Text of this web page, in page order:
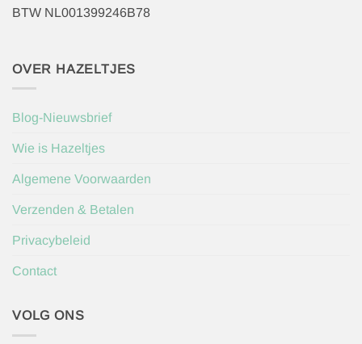
BTW NL001399246B78
OVER HAZELTJES
Blog-Nieuwsbrief
Wie is Hazeltjes
Algemene Voorwaarden
Verzenden & Betalen
Privacybeleid
Contact
VOLG ONS